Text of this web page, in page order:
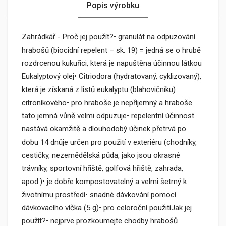
Popis výrobku
Zahrádkář - Proč jej použít?• granulát na odpuzování
hrabošů (biocidní repelent – sk. 19) = jedná se o hrubě
rozdrcenou kukuřici, která je napuštěna účinnou látkou
Eukalyptový olej• Citriodora (hydratovaný, cyklizovaný),
která je získaná z listů eukalyptu (blahovičníku)
citroníkového• pro hraboše je nepříjemný a hraboše
tato jemná vůně velmi odpuzuje• repelentní účinnost
nastává okamžitě a dlouhodobý účinek přetrvá po
dobu 14 dnůje určen pro použití v exteriéru (chodníky,
cestičky, nezemědělská půda, jako jsou okrasné
trávníky, sportovní hřiště, golfová hřiště, zahrada,
apod.)• je dobře kompostovatelný a velmi šetrný k
životnímu prostředí• snadné dávkování pomocí
dávkovacího víčka (5 g)• pro celoroční použitíJak jej
použít?• nejprve prozkoumejte chodby hrabošů